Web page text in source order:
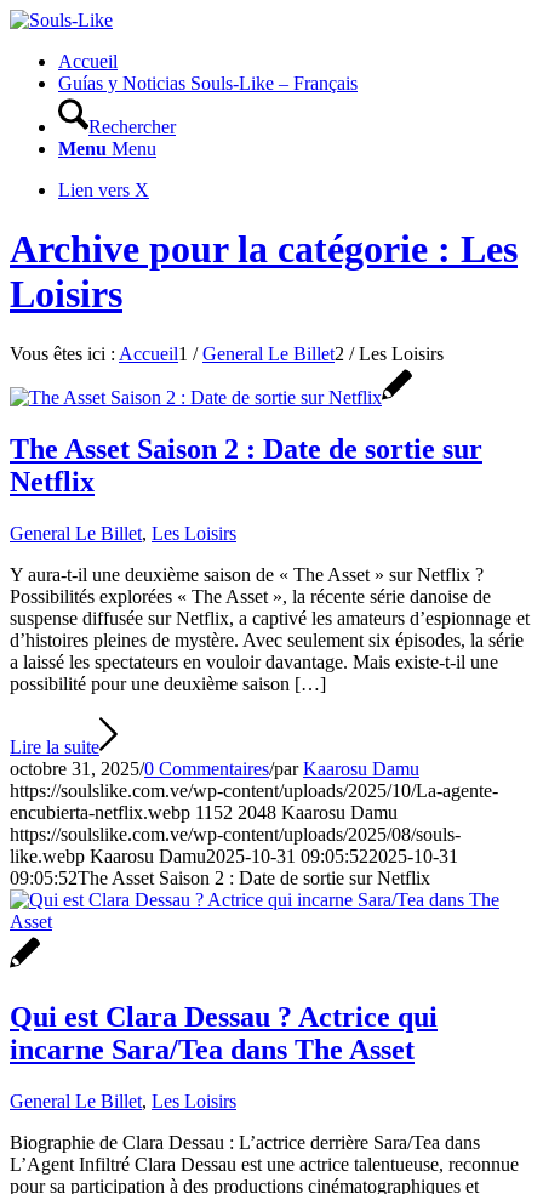
Accueil
Guías y Noticias Souls-Like – Français
Rechercher
Menu Menu
Lien vers X
Archive pour la catégorie : Les
Loisirs
Vous êtes ici : Accueil1 / General Le Billet2 / Les Loisirs
The Asset Saison 2 : Date de sortie sur
Netflix
General Le Billet, Les Loisirs
Y aura-t-il une deuxième saison de « The Asset » sur Netflix ?
Possibilités explorées « The Asset », la récente série danoise de
suspense diffusée sur Netflix, a captivé les amateurs d’espionnage et
d’histoires pleines de mystère. Avec seulement six épisodes, la série
a laissé les spectateurs en vouloir davantage. Mais existe-t-il une
possibilité pour une deuxième saison […]
Lire la suite
octobre 31, 2025/0 Commentaires/parKaarosu Damu
https://soulslike.com.ve/wp-content/uploads/2025/10/La-agente-
encubierta-netflix.webp 1152 2048 Kaarosu Damu
https://soulslike.com.ve/wp-content/uploads/2025/08/souls-
like.webp Kaarosu Damu2025-10-31 09:05:522025-10-31
09:05:52The Asset Saison 2 : Date de sortie sur Netflix
Qui est Clara Dessau ? Actrice qui
incarne Sara/Tea dans The Asset
General Le Billet, Les Loisirs
Biographie de Clara Dessau : L’actrice derrière Sara/Tea dans
L’Agent Infiltré Clara Dessau est une actrice talentueuse, reconnue
pour sa participation à des productions cinématographiques et